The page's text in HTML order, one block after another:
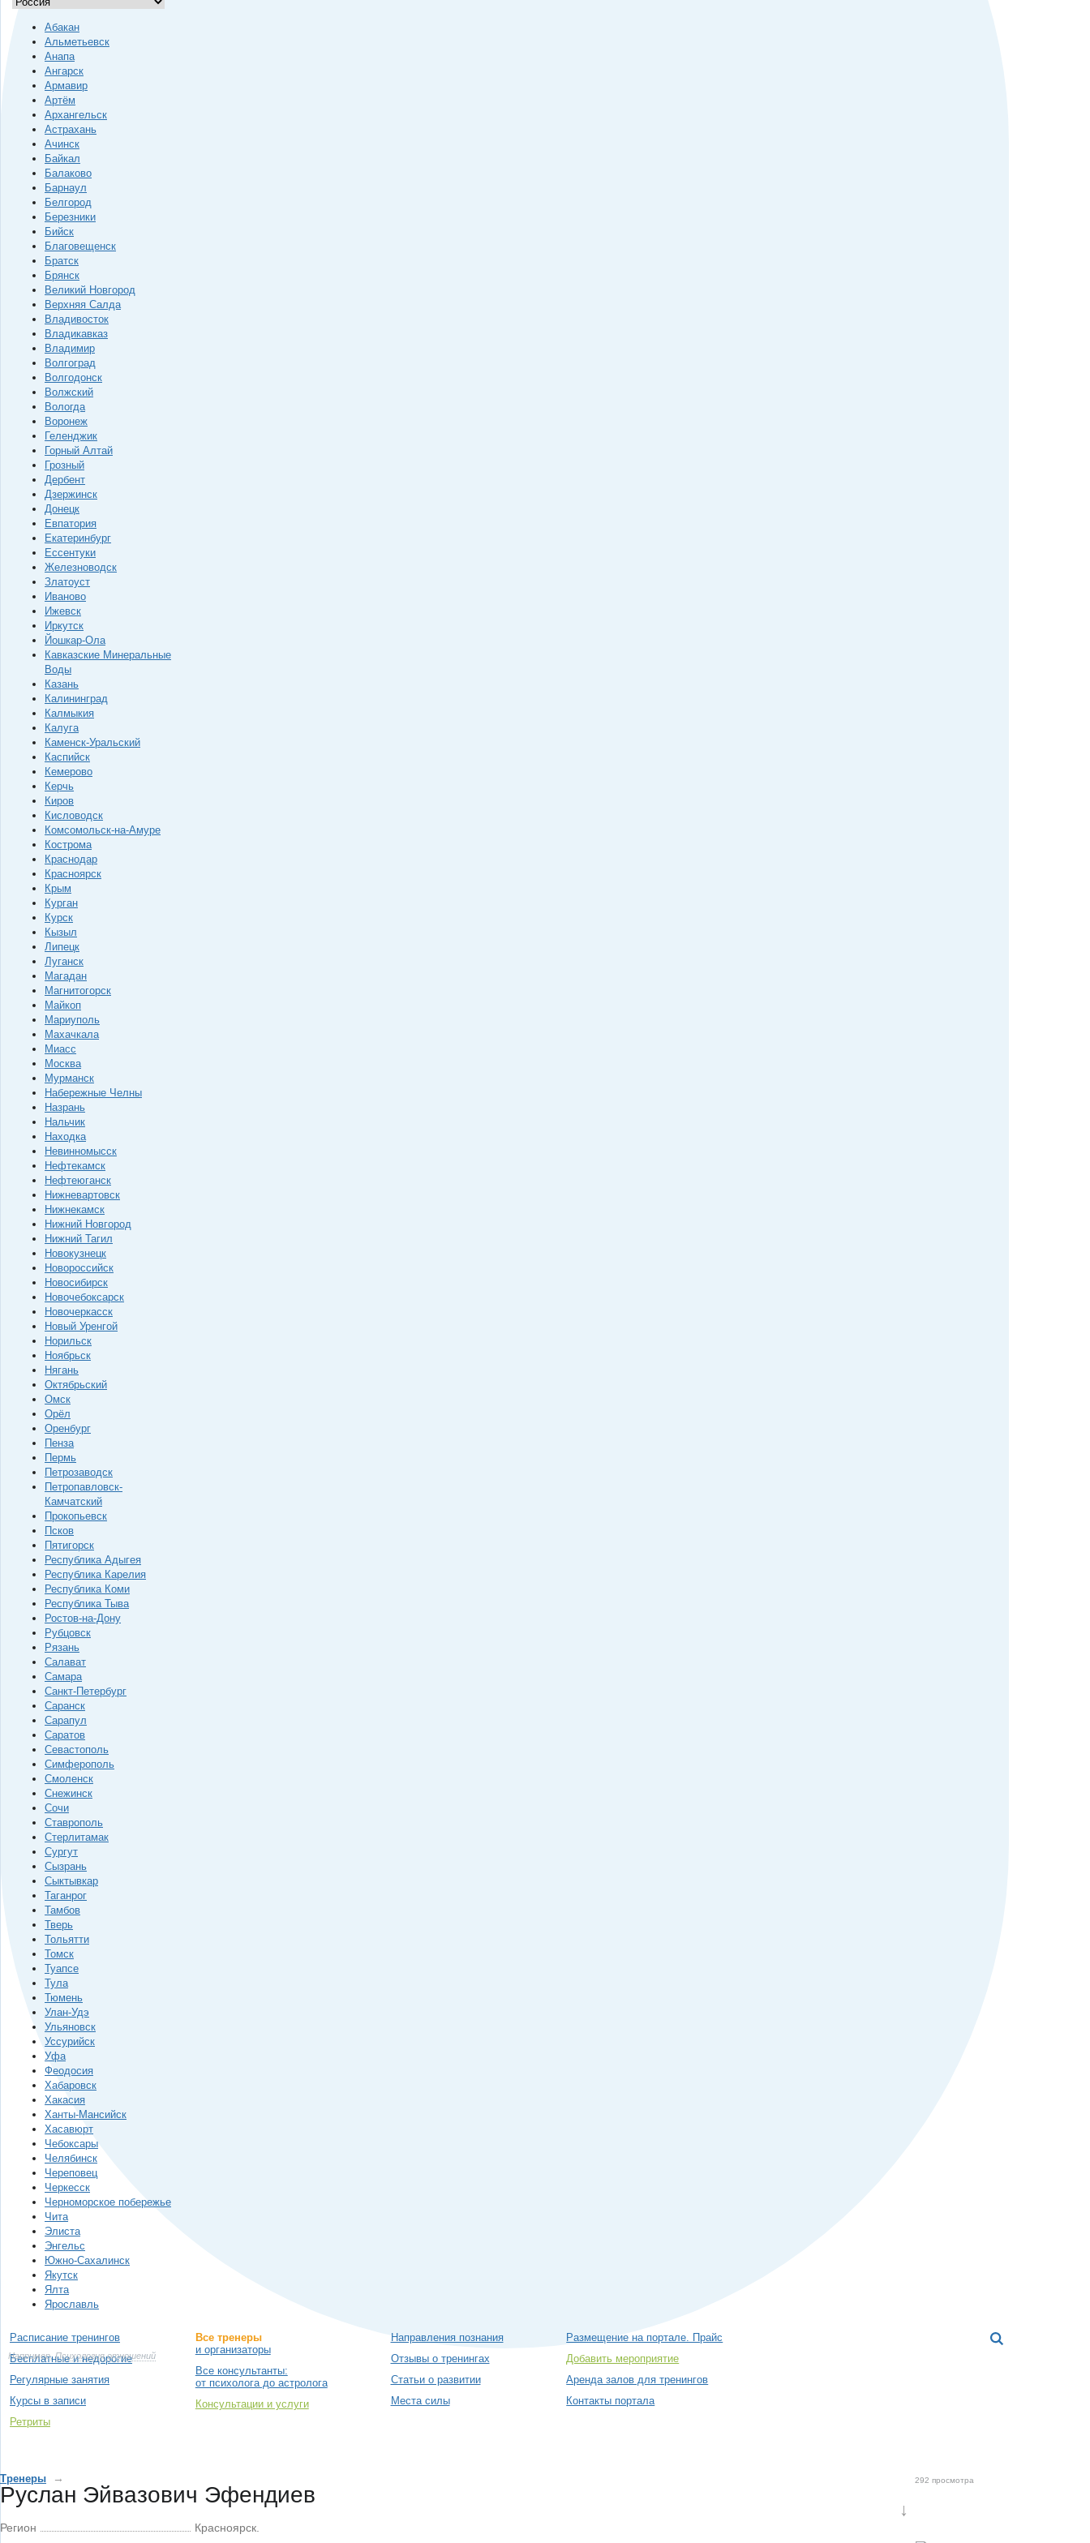
Абакан
Альметьевск
Анапа
Ангарск
Армавир
Артём
Архангельск
Астрахань
Ачинск
Байкал
Балаково
Барнаул
Белгород
Березники
Бийск
Благовещенск
Братск
Брянск
Великий Новгород
Верхняя Салда
Владивосток
Владикавказ
Владимир
Волгоград
Волгодонск
Волжский
Вологда
Воронеж
Геленджик
Горный Алтай
Грозный
Дербент
Дзержинск
Донецк
Евпатория
Екатеринбург
Ессентуки
Железноводск
Златоуст
Иваново
Ижевск
Иркутск
Йошкар-Ола
Кавказские Минеральные
Воды
Казань
Калининград
Калмыкия
Калуга
Каменск-Уральский
Каспийск
Кемерово
Керчь
Киров
Кисловодск
Комсомольск-на-Амуре
Кострома
Краснодар
Красноярск
Крым
Курган
Курск
Кызыл
Липецк
Луганск
Магадан
Магнитогорск
Майкоп
Мариуполь
Махачкала
Миасс
Москва
Мурманск
Набережные Челны
Назрань
Нальчик
Находка
Невинномысск
Нефтекамск
Нефтеюганск
Нижневартовск
Нижнекамск
Нижний Новгород
Нижний Тагил
Новокузнецк
Новороссийск
Новосибирск
Новочебоксарск
Новочеркасск
Новый Уренгой
Норильск
Ноябрьск
Нягань
Октябрьский
Омск
Орёл
Оренбург
Пенза
Пермь
Петрозаводск
Петропавловск-
Камчатский
Прокопьевск
Псков
Пятигорск
Республика Адыгея
Республика Карелия
Республика Коми
Республика Тыва
Ростов-на-Дону
Рубцовск
Рязань
Салават
Самара
Санкт-Петербург
Саранск
Сарапул
Саратов
Севастополь
Симферополь
Смоленск
Снежинск
Сочи
Ставрополь
Стерлитамак
Сургут
Сызрань
Сыктывкар
Таганрог
Тамбов
Тверь
Тольятти
Томск
Туапсе
Тула
Тюмень
Улан-Удэ
Ульяновск
Уссурийск
Уфа
Феодосия
Хабаровск
Хакасия
Ханты-Мансийск
Хасавюрт
Чебоксары
Челябинск
Череповец
Черкесск
Черноморское побережье
Чита
Элиста
Энгельс
Южно-Сахалинск
Якутск
Ялта
Ярославль
Например, Психология отношений
Расписание тренингов
Бесплатные и недорогие
Регулярные занятия
Курсы в записи
Ретриты
Все тренеры
и организаторы
Все консультанты:
от психолога до астролога
Консультации и услуги
Направления познания
Отзывы о тренингах
Статьи о развитии
Места силы
Размещение на портале. Прайс
Добавить мероприятие
Аренда залов для тренингов
Контакты портала
↓
Тренеры →
Руслан Эйвазович Эфендиев
292 просмотра
Регион Красноярск.